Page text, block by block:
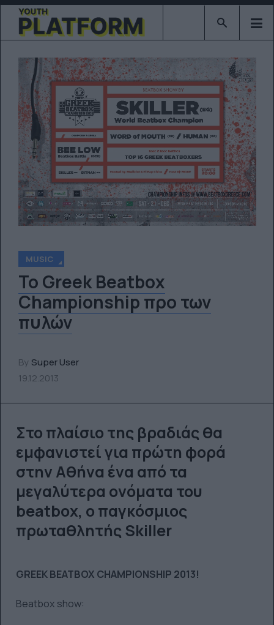
Type 2 or
MUSIC
Το Greek Beatbox
Championship προ των
πυλών
By Super User
19.12.2013
Στο πλαίσιο της βραδιάς θα
εμφανιστεί για πρώτη φορά
στην Αθήνα ένα από τα
μεγαλύτερα ονόματα του
beatbox, o παγκόσμιος
πρωταθλητής Skiller
GREEK BEATBOX CHAMPIONSHIP 2013!
Beatbox show: